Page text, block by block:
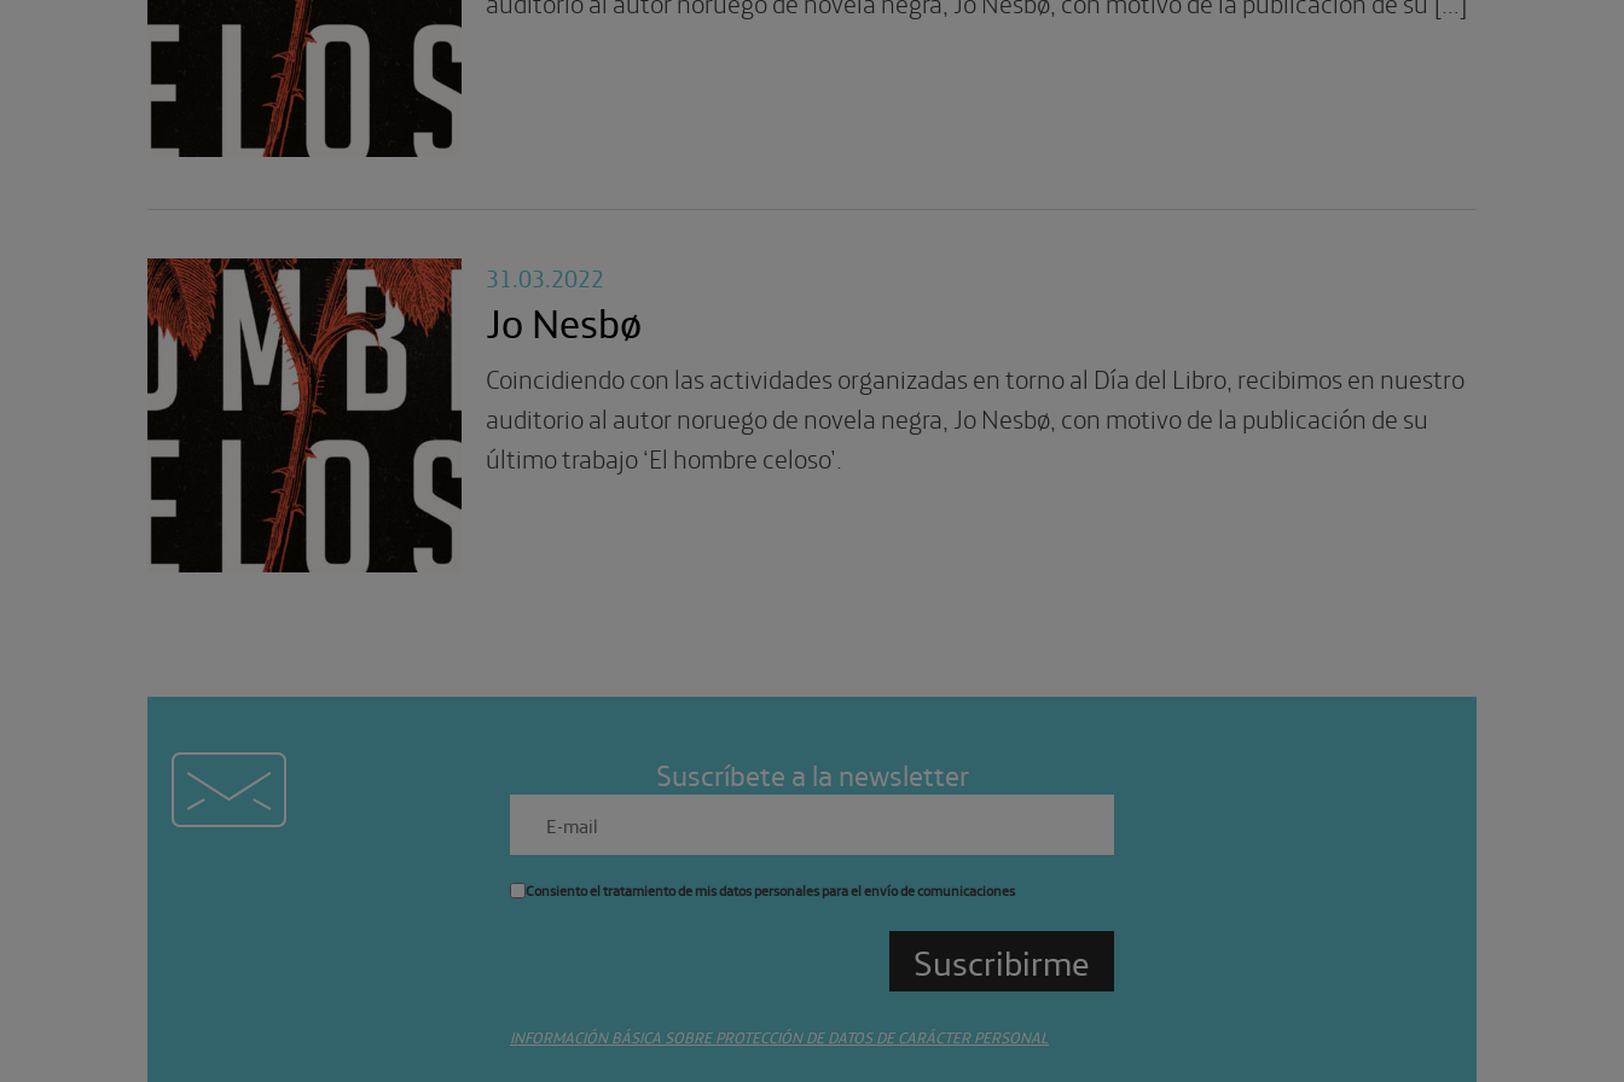
31.03.2022
Jo Nesbø
Coincidiendo con las actividades organizadas en torno al Día del Libro, recibimos en nuestro
auditorio al autor noruego de novela negra, Jo Nesbø, con motivo de la publicación de su
último trabajo ‘El hombre celoso’.
Suscríbete a la newsletter
Consiento el tratamiento de mis datos personales para el envío de comunicaciones
INFORMACIÓN BÁSICA SOBRE PROTECCIÓN DE DATOS DE CARÁCTER PERSONAL